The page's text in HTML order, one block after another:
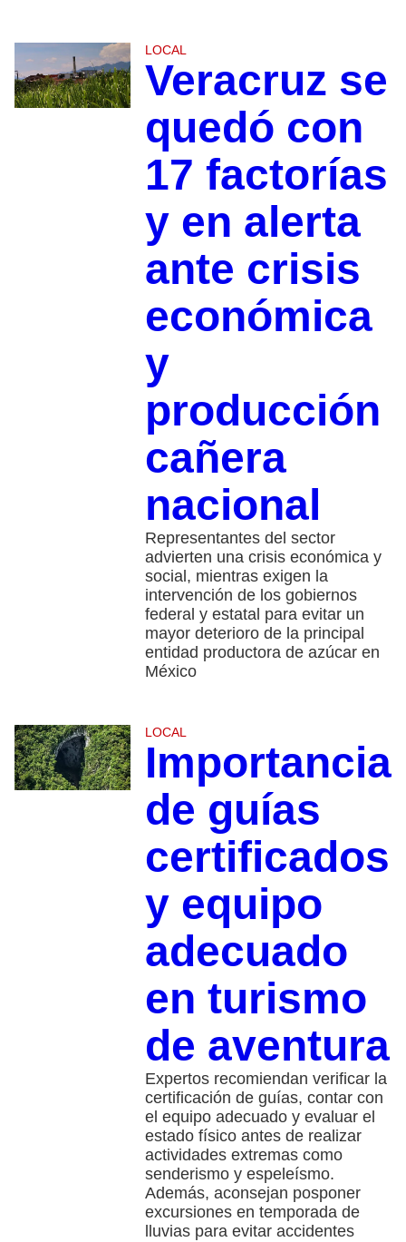
LOCAL
Veracruz se
quedó con
17 factorías
y en alerta
ante crisis
económica
y
producción
cañera
nacional
Representantes del sector
advierten una crisis económica y
social, mientras exigen la
intervención de los gobiernos
federal y estatal para evitar un
mayor deterioro de la principal
entidad productora de azúcar en
México
LOCAL
Importancia
de guías
certificados
y equipo
adecuado
en turismo
de aventura
Expertos recomiendan verificar la
certificación de guías, contar con
el equipo adecuado y evaluar el
estado físico antes de realizar
actividades extremas como
senderismo y espeleísmo.
Además, aconsejan posponer
excursiones en temporada de
lluvias para evitar accidentes